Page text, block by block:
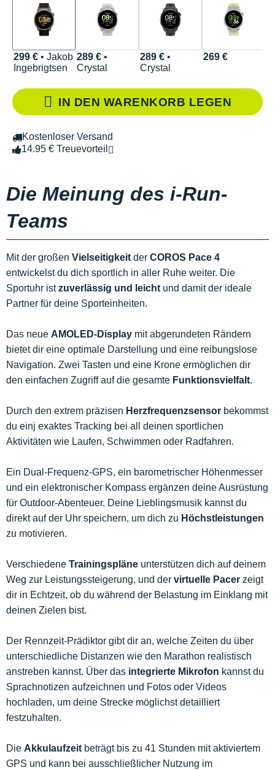
299 €• Jakob
Ingebrigtsen
289 €•
Crystal
289 €•
Crystal
269 €
IN DEN WARENKORB LEGEN
Kostenloser Versand
14.95 € Treuevorteil
Die Meinung des i-Run-
Teams
Mit der großen Vielseitigkeit der COROS Pace 4
entwickelst du dich sportlich in aller Ruhe weiter. Die
Sportuhr istzuverlässig und leicht und damit der ideale
Partner für deine Sporteinheiten.
Das neue AMOLED-Display mit abgerundeten Rändern
bietet dir eine optimale Darstellung und eine reibungslose
Navigation. Zwei Tasten und eine Krone ermöglichen dir
den einfachen Zugriff auf die gesamte Funktionsvielfalt.
Durch den extrem präzisen Herzfrequenzsensor bekommst
du einj exaktes Tracking bei all deinen sportlichen
Aktivitäten wie Laufen, Schwimmen oder Radfahren.
Ein Dual-Frequenz-GPS, ein barometrischer Höhenmesser
und ein elektronischer Kompass ergänzen deine Ausrüstung
für Outdoor-Abenteuer. Deine Lieblingsmusik kannst du
direkt auf der Uhr speichern, um dich zu Höchstleistungen
zu motivieren.
Verschiedene Trainingspläne unterstützen dich auf deinem
Weg zur Leistungssteigerung, und der virtuelle Pacer zeigt
dir in Echtzeit, ob du während der Belastung im Einklang mit
deinen Zielen bist.
Der Rennzeit-Prädiktor gibt dir an, welche Zeiten du über
unterschiedliche Distanzen wie den Marathon realistisch
anstreben kannst. Über das integrierte Mikrofon kannst du
Sprachnotizen aufzeichnen und Fotos oder Videos
hochladen, um deine Strecke möglichst detailliert
festzuhalten.
Die Akkulaufzeit beträgt bis zu 41 Stunden mit aktiviertem
GPS und kann bei ausschließlicher Nutzung im